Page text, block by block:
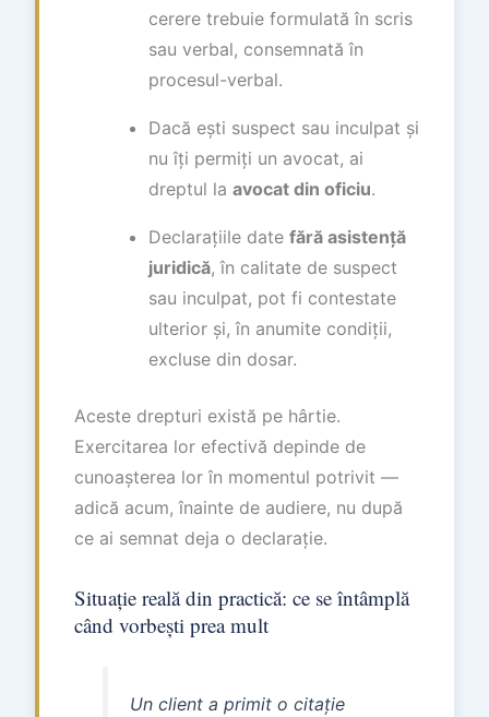
cerere trebuie formulată în scris
sau verbal, consemnată în
procesul-verbal.
Dacă ești suspect sau inculpat și
nu îți permiți un avocat, ai
dreptul la avocat din oficiu.
Declarațiile date fără asistență
juridică, în calitate de suspect
sau inculpat, pot fi contestate
ulterior și, în anumite condiții,
excluse din dosar.
Aceste drepturi există pe hârtie.
Exercitarea lor efectivă depinde de
cunoașterea lor în momentul potrivit —
adică acum, înainte de audiere, nu după
ce ai semnat deja o declarație.
Situație reală din practică: ce se întâmplă
când vorbești prea mult
Un client a primit o citație